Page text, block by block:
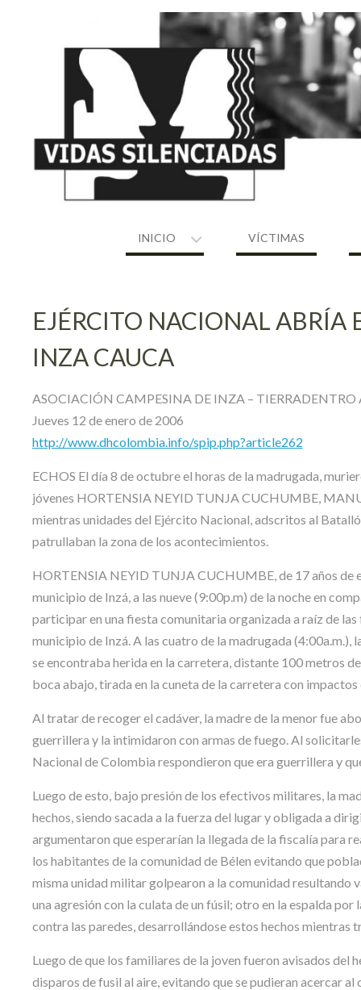
INICIO VÍCTIMAS
EJÉRCITO NACIONAL ABRÍA
INZA CAUCA
ASOCIACIÓN CAMPESINA DE INZA – TIERRADENTRO
Jueves 12 de enero de 2006
http://www.dhcolombia.info/spip.php?article262
ECHOS El día 8 de octubre el horas de la madrugada,
jóvenes HORTENSIA NEYID TUNJA CUCHUMBE,
mientras unidades del Ejército Nacional, adscritos al
patrullaban la zona de los acontecimientos.
HORTENSIA NEYID TUNJA CUCHUMBE, de 17 años de
municipio de Inzá, a las nueve (9:00p.m) de la noche en
participar en una fiesta comunitaria organizada a raíz de
municipio de Inzá. A las cuatro de la madrugada (4:00a.m.),
se encontraba herida en la carretera, distante 100 metros
boca abajo, tirada en la cuneta de la carretera con impactos
Al tratar de recoger el cadáver, la madre de la menor fue
guerrillera y la intimidaron con armas de fuego. Al
Nacional de Colombia respondieron que era guerrillera y
Luego de esto, bajo presión de los efectivos militares, la
hechos, siendo sacada a la fuerza del lugar y obligada a
argumentaron que esperarían la llegada de la fiscalía para
los habitantes de la comunidad de Bélen evitando que
misma unidad militar golpearon a la comunidad resultando
una agresión con la culata de un fúsil; otro en la espalda
contra las paredes, desarrollándose estos hechos mientras
Luego de que los familiares de la joven fueron avisados
disparos de fusil al aire, evitando que se pudieran acercar